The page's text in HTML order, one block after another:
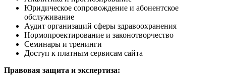
Юридическое сопровождение и абонентское
обслуживание
Аудит организаций сферы здравоохранения
Нормопроектирование и законотворчество
Семинары и тренинги
Доступ к платным сервисам сайта
Правовая защита и экспертиза: